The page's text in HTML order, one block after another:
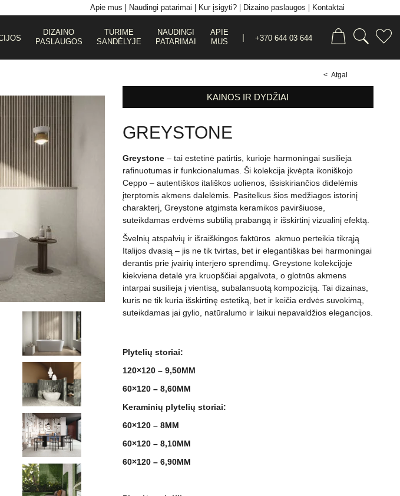
Apie mus Naudingi patarimai Kur įsigyti? Dizaino paslaugos Kontaktai
DIZAINO
PASLAUGOS
TURIME
SANDĖLYJE
NAUDINGI
PATARIMAI
APIE
MUS
+370 644 03 644
< Atgal
KAINOS IR DYDŽIAI
GREYSTONE
Greystone– tai estetinė patirtis, kurioje harmoningai susilieja
rafinuotumas ir funkcionalumas. Ši kolekcija įkvėpta ikoniškojo
Ceppo – autentiškos itališkos uolienos, išsiskiriančios didelėmis
įterptomis akmens dalelėmis. Pasitelkus šios medžiagos istorinį
charakterį, Greystone atgimsta keramikos paviršiuose,
suteikdamas erdvėms subtilią prabangą ir išskirtinį vizualinį efektą.
Švelnių atspalvių ir išraiškingos faktūros akmuo perteikia tikrąją
Italijos dvasią – jis ne tik tvirtas, bet ir elegantiškas bei harmoningai
derantis prie įvairių interjero sprendimų. Greystone kolekcijoje
kiekviena detalė yra kruopščiai apgalvota, o glotnūs akmens
intarpai susilieja į vientisą, subalansuotą kompoziciją. Tai dizainas,
kuris ne tik kuria išskirtinę estetiką, bet ir keičia erdvės suvokimą,
suteikdamas jai gylio, natūralumo ir laikui nepavaldžios elegancijos.
Plytelių storiai:
120×120 – 9,50MM
60×120 – 8,60MM
Keraminių plytelių storiai:
60×120 – 8MM
60×120 – 8,10MM
60×120 – 6,90MM